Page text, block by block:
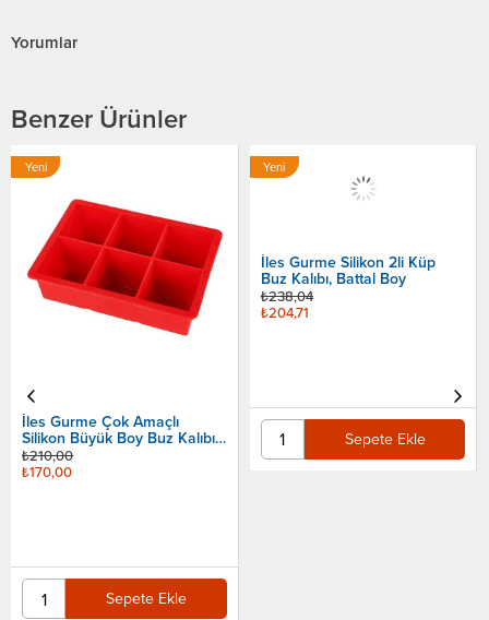
Yorumlar
Benzer Ürünler
İles Gurme Çok Amaçlı
Silikon Büyük Boy Buz Kalıbı,
6'Lı Küp
₺170,00
₺210,00
Sepete Ekle
Yeni
İles Gurme Silikon 2li Küp
Buz Kalıbı, Battal Boy
₺238,04
Yeni